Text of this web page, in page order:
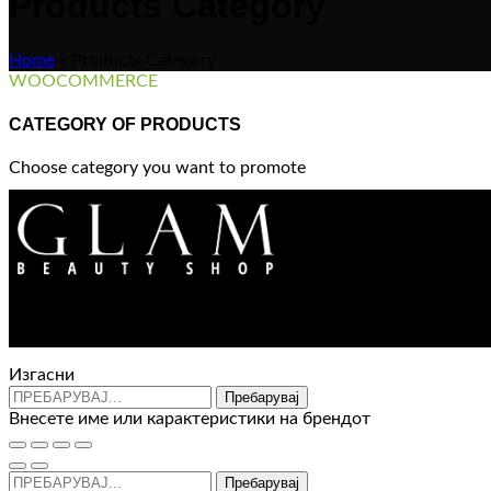
Home
WOOCOMMERCE
CATEGORY OF PRODUCTS
Choose category you want to promote
Изгасни
Пребарувај
Внесете име или карактеристики на брендот
Пребарувај